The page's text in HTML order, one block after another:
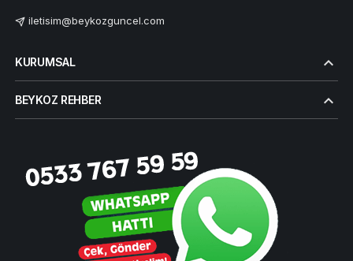
iletisim@beykozguncel.com
KURUMSAL
BEYKOZ REHBER